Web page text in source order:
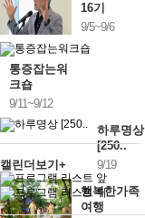
16기
9/5~9/6
통증잡는워
크숍
9/11~9/12
하루명상
[250..
9/19
행복한가족
여행
캘린더보기+